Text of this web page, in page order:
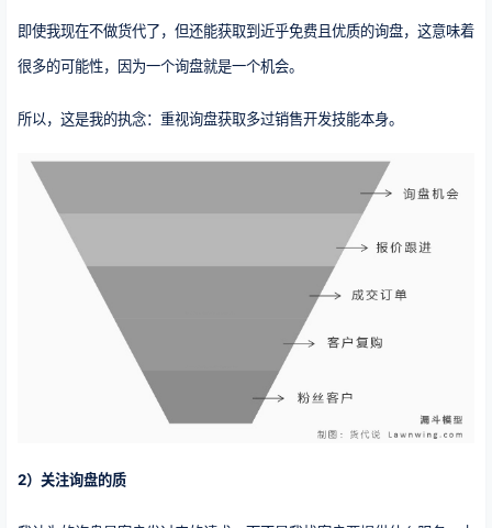
即使我现在不做货代了，但还能获取到近乎免费且优质的询盘，这意味着
很多的可能性，因为一个询盘就是一个机会。
所以，这是我的执念：重视询盘获取多过销售开发技能本身。
2）关注询盘的质